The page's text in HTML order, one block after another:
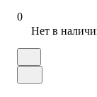
0
Нет в